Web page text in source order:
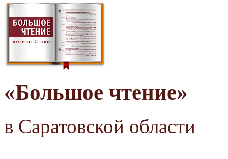
«Большое чтение»
в Саратовской области